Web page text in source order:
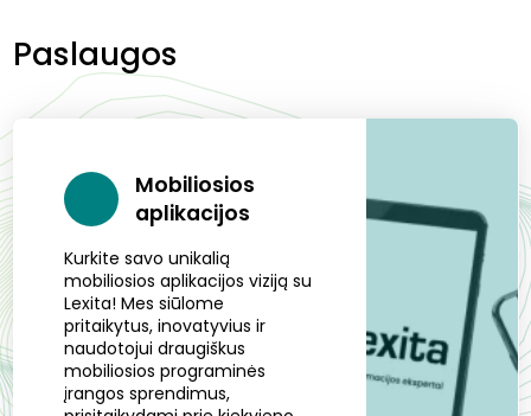
Paslaugos
Mobiliosios
aplikacijos
Kurkite savo unikalią
mobiliosios aplikacijos viziją su
Lexita! Mes siūlome
pritaikytus, inovatyvius ir
naudotojui draugiškus
mobiliosios programinės
įrangos sprendimus,